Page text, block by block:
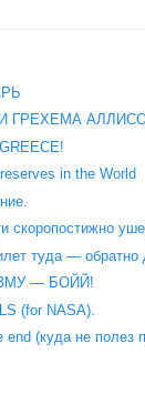
ГРЕХЕМА
in the World
скоропостижно
туда —
— БОЙЙ!
(for NASA).
end (куда не полез